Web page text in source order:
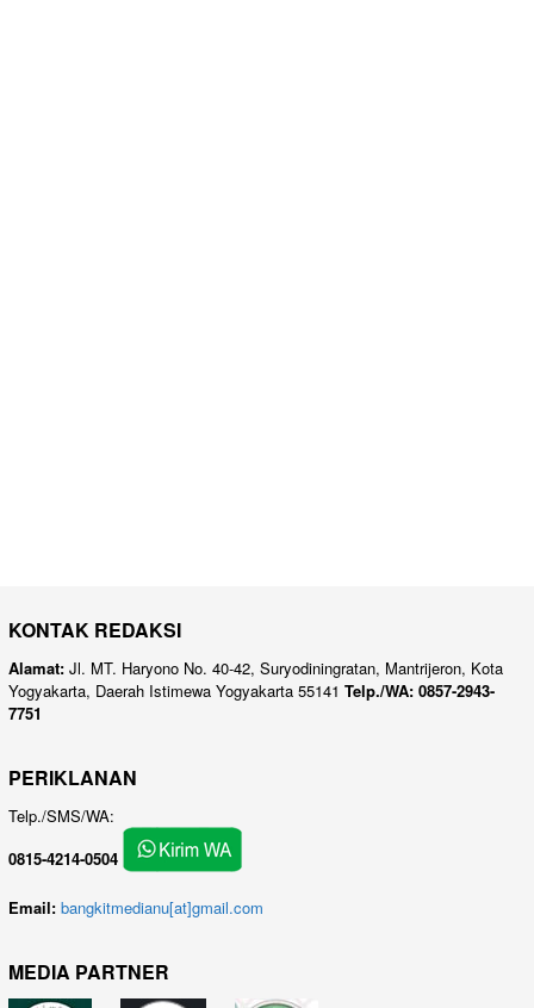
KONTAK REDAKSI
Alamat: Jl. MT. Haryono No. 40-42, Suryodiningratan, Mantrijeron, Kota
Yogyakarta, Daerah Istimewa Yogyakarta 55141 Telp./WA: 0857-2943-
7751
PERIKLANAN
Telp./SMS/WA:
0815-4214-0504
Email: bangkitmedianu[at]gmail.com
MEDIA PARTNER